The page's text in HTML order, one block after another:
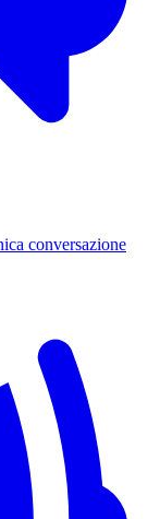
conversazione